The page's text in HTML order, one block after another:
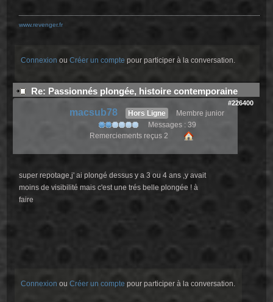
www.revenger.fr
Connexion ouCréer un compte pour participer à la conversation.
Re: Passionnés plongée, histoire contemporaine
#226400
macsub78 Hors Ligne
Membre junior
Messages : 39
Remerciements reçus 2
super repotage,j' ai plongé dessus y a 3 ou 4 ans ,y avait
moins de visibilité mais c'est une trés belle plongée ! à
faire
Connexion ouCréer un compte pour participer à la conversation.